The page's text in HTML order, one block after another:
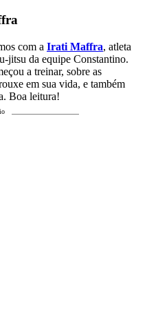
com a Irati Maffra, atleta
jitsu da equipe Constantino.
a treinar, sobre as
em sua vida, e também
Boa leitura!